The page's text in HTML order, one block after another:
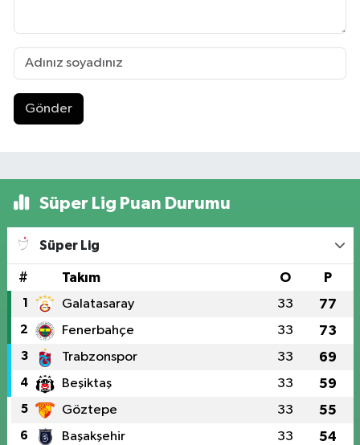
Gönder
Süper Lig Puan Durumu
Süper Lig
# Takım O P
1 Galatasaray 33 77
2 Fenerbahçe 33 73
3 Trabzonspor 33 69
4 Beşiktaş 33 59
5 Göztepe 33 55
6 Başakşehir 33 54